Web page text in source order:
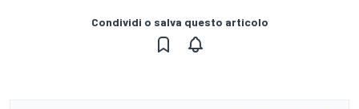
Condividi o salva questo articolo